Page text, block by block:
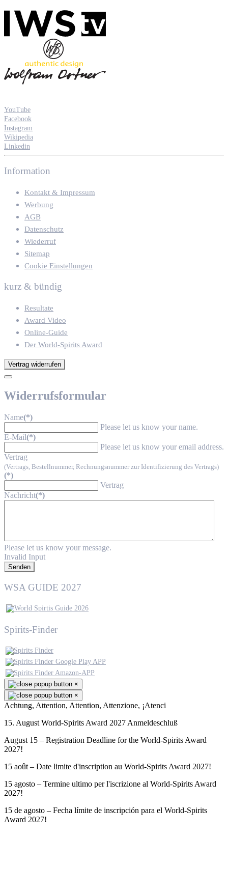
YouTube
Facebook
Instagram
Wikipedia
Linkedin
Information
Kontakt & Impressum
Werbung
AGB
Datenschutz
Wiederruf
Sitemap
Cookie Einstellungen
kurz & bündig
Resultate
Award Video
Online-Guide
Der World-Spirits Award
Vertrag widerrufen
Widerrufsformular
Name(*)
Please let us know your name.
E-Mail(*)
Please let us know your email address.
Vertrag
(Vertrags, Bestellnummer, Rechnungsnummer zur Identifizierung des Vertrags)
(*)
Vertrag
Nachricht(*)
Please let us know your message.
Invalid Input
Senden
WSA GUIDE 2027
Spirits-Finder
×
×
Achtung, Attention, Attention, Attenzione, ¡Atenci
15. August World-Spirits Award 2027 Anmeldeschluß
August 15 – Registration Deadline for the World-Spirits Award
2027!
15 août – Date limite d'inscription au World-Spirits Award 2027!
15 agosto – Termine ultimo per l'iscrizione al World-Spirits Award
2027!
15 de agosto – Fecha límite de inscripción para el World-Spirits
Award 2027!